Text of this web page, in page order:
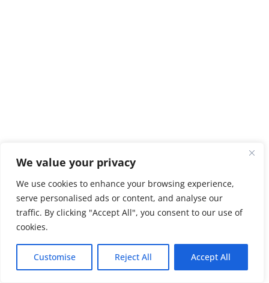
We value your privacy
We use cookies to enhance your browsing experience,
serve personalised ads or content, and analyse our
traffic. By clicking "Accept All", you consent to our use of
cookies.
Customise Reject All Accept All